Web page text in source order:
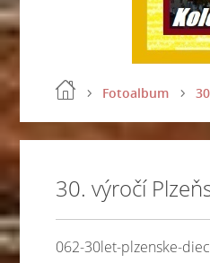
Fotoalbum
30. výročí
062-30let-plzenske-